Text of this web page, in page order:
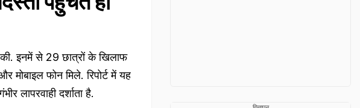
इनमें से 29 छात्रों के खिलाफ
मोबाइल फोन मिले. रिपोर्ट में यह
लापरवाही दर्शाता है.